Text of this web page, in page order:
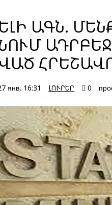
ԱԳՆ.
янв, 16:31 ԼՈՒՐԵՐ 0